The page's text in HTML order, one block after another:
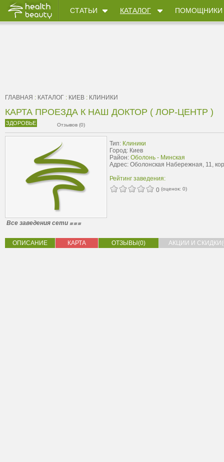
СТАТЬИ КАТАЛОГ ПОМОЩНИКИ
ГЛАВНАЯ : КАТАЛОГ : КИЕВ : КЛИНИКИ
КАРТА ПРОЕЗДА К НАШ ДОКТОР ( ЛОР-ЦЕНТР )
ЗДОРОВЬЕ Отзывов (0)
Тип: Клиники
Город: Киев
Район: Оболонь - Минская
Адрес: Оболонская Набережная, 11,
Рейтинг заведения:
0 (оценок: 0)
Все заведения сети
ОПИСАНИЕ КАРТА ОТЗЫВЫ(0) АКЦИИ И